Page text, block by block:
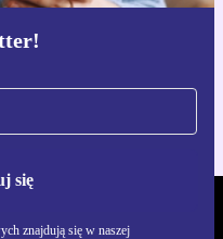
się
znajdują się w naszej
refurbed